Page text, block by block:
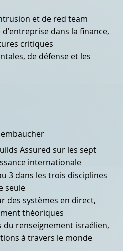
Assured sur les sept
internationale
3 dans les trois disciplines
seule
des systèmes en direct,
théoriques
du renseignement israélien,
à travers le monde
et de red team
dans la finance,
critiques
de défense et les